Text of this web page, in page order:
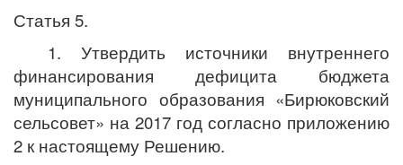
Статья 5.
1. Утвердить источники внутреннего
финансирования дефицита бюджета
муниципального образования «Бирюковский
сельсовет» на 2017 год согласно приложению
2 к настоящему Решению.